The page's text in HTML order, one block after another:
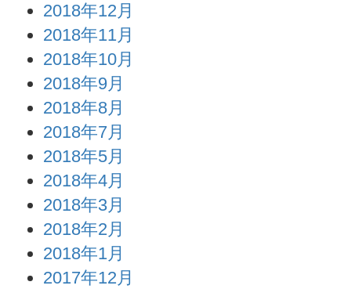
2018年12月
2018年11月
2018年10月
2018年9月
2018年8月
2018年7月
2018年5月
2018年4月
2018年3月
2018年2月
2018年1月
2017年12月